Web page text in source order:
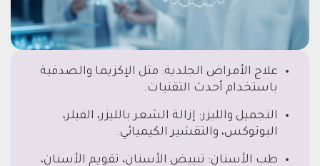
علاج الأمراض الجلدية: مثل الإكزيما والصدفية
باستخدام أحدث التقنيات.
التجميل والليزر: إزالة الشعر بالليزر، الفيلر،
البوتوكس، والتقشير الكيميائي.
طب الأسنان: تبييض الأسنان، تقويم الأسنان،